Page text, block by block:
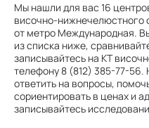
Мы нашли для вас 16
височно-нижнечелюстного
от метро Международная.
из списка ниже,
записывайтесь на КТ
телефону 8 (812) 385-77-
ответить на вопросы,
сориентировать в ценах и
записывайтесь